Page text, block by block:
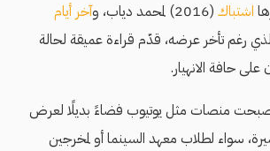
اشتباك (2016) لمحمد دياب، و
آخر أيام
رغم تأخر عرضه، قدّم قراءة عميقة لحالة
حافة الانهيار.
أصبحت منصات مثل يوتيوب فضاءً بديلًا لعرض
سواء لطلاب معهد السينما أو لمخرجين